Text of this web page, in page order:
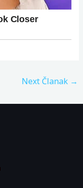
Next Članak →